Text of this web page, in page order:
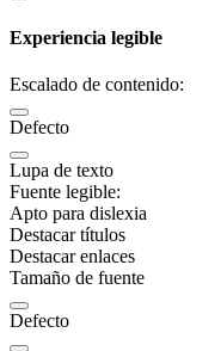
Experiencia legible
Escalado de contenido:
Defecto
Lupa de texto
Fuente legible:
Apto para dislexia
Destacar títulos
Destacar enlaces
Tamaño de fuente
Defecto